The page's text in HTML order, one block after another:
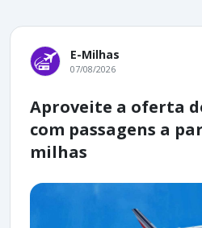
E-Milhas
07/08/2026
Aproveite a oferta
com passagens a
milhas